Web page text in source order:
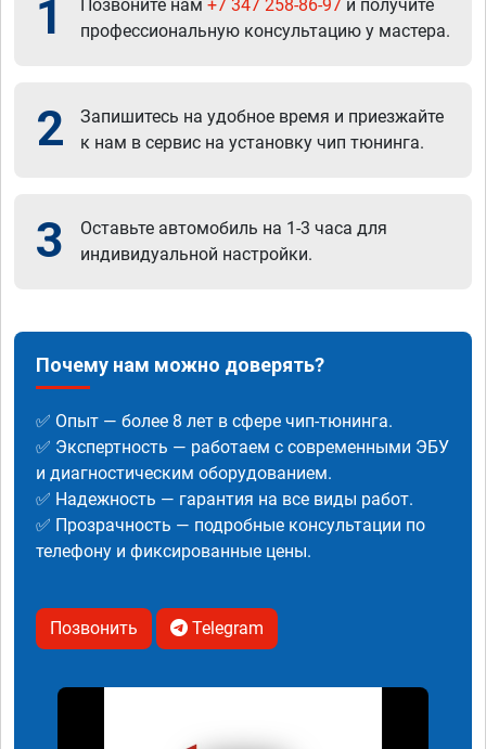
1 Позвоните нам +7 347 258-86-97 и получите
профессиональную консультацию у мастера.
2
Запишитесь на удобное время и приезжайте
к нам в сервис на установку чип тюнинга.
3
Оставьте автомобиль на 1-3 часа для
индивидуальной настройки.
Почему нам можно доверять?
✅ Опыт — более 8 лет в сфере чип-тюнинга.
✅ Экспертность — работаем с современными ЭБУ
и диагностическим оборудованием.
✅ Надежность — гарантия на все виды работ.
✅ Прозрачность — подробные консультации по
телефону и фиксированные цены.
Позвонить Telegram